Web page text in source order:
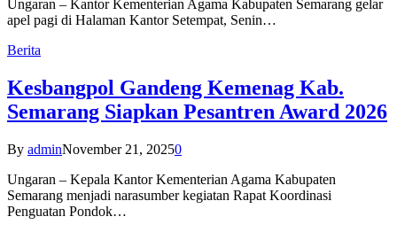
Ungaran – Kantor Kementerian Agama Kabupaten Semarang gelar
apel pagi di Halaman Kantor Setempat, Senin…
Berita
Kesbangpol Gandeng Kemenag Kab.
Semarang Siapkan Pesantren Award 2026
By adminNovember 21, 20250
Ungaran – Kepala Kantor Kementerian Agama Kabupaten
Semarang menjadi narasumber kegiatan Rapat Koordinasi
Penguatan Pondok…